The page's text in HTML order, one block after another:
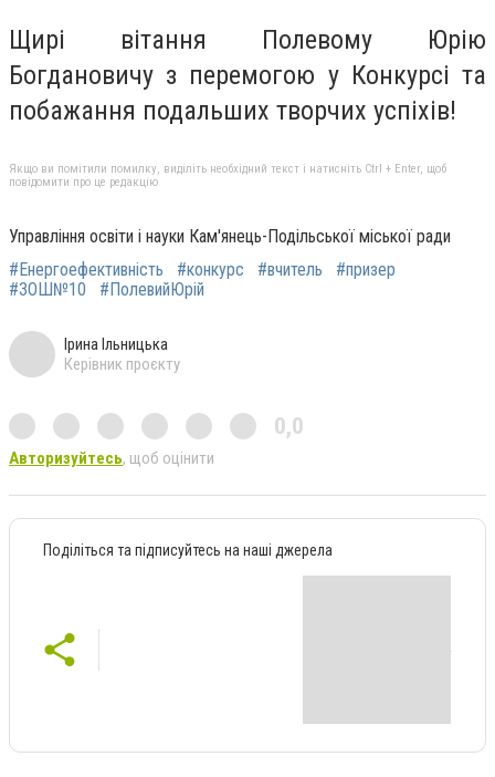
Щирі вітання Полевому Юрію
Богдановичу з перемогою у Конкурсі та
побажання подальших творчих успіхів!
Якщо ви помітили помилку, виділіть необхідний текст і натисніть Ctrl + Enter, щоб
повідомити про це редакцію
Управління освіти і науки Кам'янець-Подільської міської ради
#Енергоефективність
#конкурс #вчитель
#призер
#ЗОШ№10
#ПолевийЮрій
Ірина Ільницька
Керівник проєкту
0,0
Авторизуйтесь, щоб оцінити
Поділіться та підписуйтесь на наші джерела